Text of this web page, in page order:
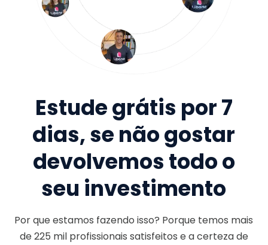
Estude grátis por 7
dias, se não gostar
devolvemos todo o
seu investimento
Por que estamos fazendo isso? Porque temos mais
de225 milprofissionais satisfeitos e a certeza de